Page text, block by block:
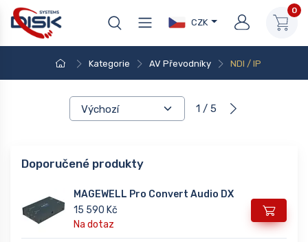
CZK
0
Kategorie AV Převodníky NDI / IP
1 / 5
Doporučené produkty
MAGEWELL Pro Convert Audio DX
15 590 Kč
Na dotaz